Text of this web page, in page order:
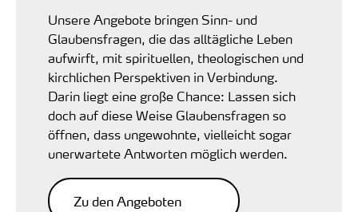
Unsere Angebote bringen Sinn- und
Glaubensfragen, die das alltägliche Leben
aufwirft, mit spirituellen, theologischen und
kirchlichen Perspektiven in Verbindung.
Darin liegt eine große Chance: Lassen sich
doch auf diese Weise Glaubensfragen so
öffnen, dass ungewohnte, vielleicht sogar
unerwartete Antworten möglich werden.
Zu den Angeboten